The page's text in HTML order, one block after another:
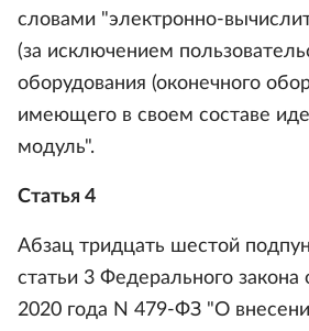
словами "электронно-
(за исключением
оборудования (оконечного
имеющего в своем составе
модуль".
Статья 4
Абзац тридцать шестой
статьи 3 Федерального закона
2020 года N 479-ФЗ "О